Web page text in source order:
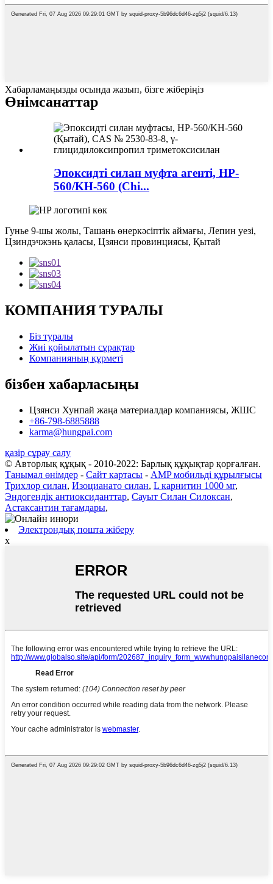
Хабарламаңызды осында жазып, бізге жіберіңіз
Өнімсанаттар
Эпоксидті силан муфта агенті, HP-
560/KH-560 (Chi...
Гунье 9-шы жолы, Ташань өнеркәсіптік аймағы, Лепин уезі,
Цзиндэчжэнь қаласы, Цзянси провинциясы, Қытай
КОМПАНИЯ ТУРАЛЫ
Біз туралы
Жиі қойылатын сұрақтар
Компанияның құрметі
бізбен хабарласыңы
Цзянси Хунпай жаңа материалдар компаниясы, ЖШС
+86-798-6885888
karma@hungpai.com
қазір сұрау салу
© Авторлық құқық - 2010-2022: Барлық құқықтар қорғалған.
Танымал өнімдер - Сайт картасы - AMP мобильді құрылғысы
Трихлор силан, Изоцианато силан, L карнитин 1000 мг,
Эндогендік антиоксиданттар, Сауыт Силан Силоксан,
Астаксантин тағамдары,
Электрондық пошта жіберу
x